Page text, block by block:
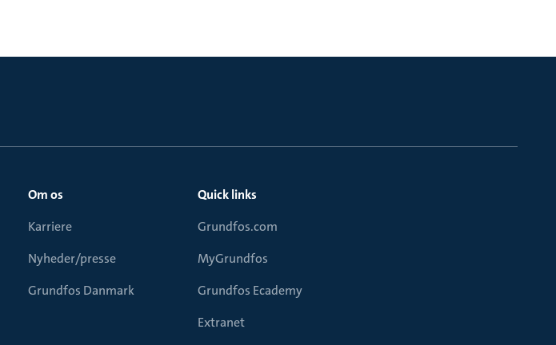
Om os
Karriere
Nyheder/presse
Grundfos Danmark
Quick links
Grundfos.com
MyGrundfos
Grundfos Ecademy
Extranet